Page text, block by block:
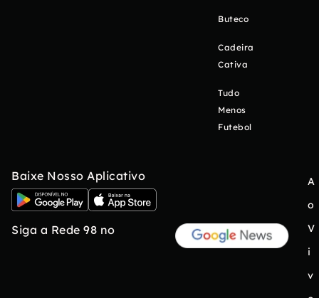
Buteco
Cadeira
Cativa
Tudo
Menos
Futebol
Baixe Nosso Aplicativo
Siga a Rede 98 no
A
o
V
i
v